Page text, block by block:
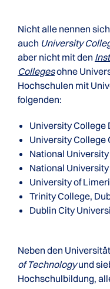
Nicht alle nennen sich
auch University
aber nicht mit den
Collegesohne
Hochschulen mit
folgenden:
University College
University College
National
National
University of
Trinity College,
Dublin City
Neben den
of Technologyund
Hochschulbildung,